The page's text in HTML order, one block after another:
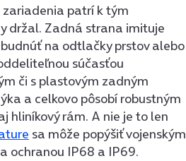
patrí k tým
držal. Zadná strana imituje
na odtlačky prstov alebo
súčasťou
či s plastovým zadným
a celkovo pôsobí robustným
hliníkový rám. A nie je to len
sa môže popýšiť vojenským
ochranou IP68 a IP69.